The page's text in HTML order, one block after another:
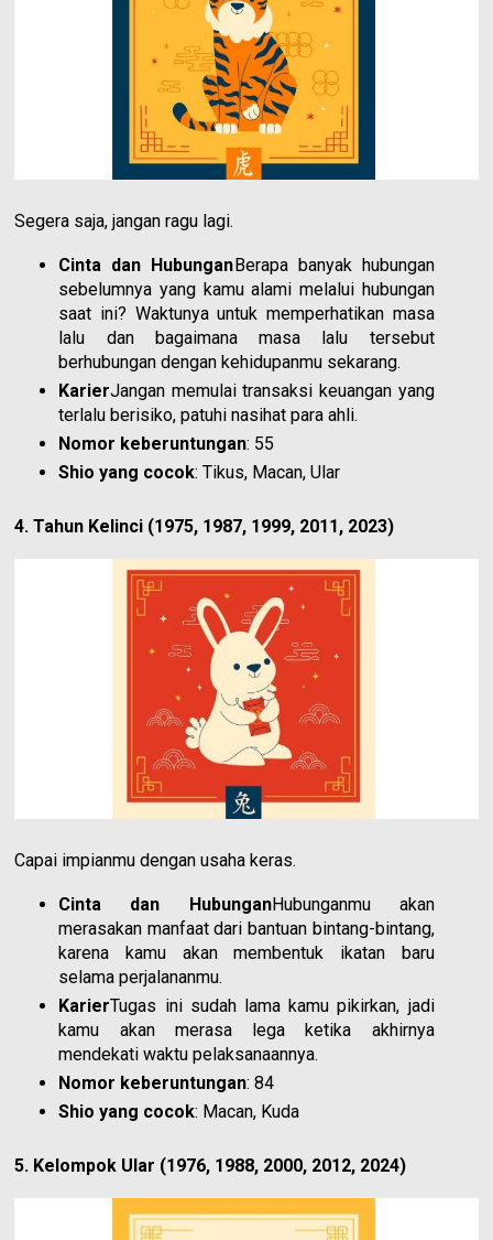
Segera saja, jangan ragu lagi.
Cinta dan HubunganBerapa banyak hubungan
sebelumnya yang kamu alami melalui hubungan
saat ini? Waktunya untuk memperhatikan masa
lalu dan bagaimana masa lalu tersebut
berhubungan dengan kehidupanmu sekarang.
KarierJangan memulai transaksi keuangan yang
terlalu berisiko, patuhi nasihat para ahli.
Nomor keberuntungan: 55
Shio yang cocok: Tikus, Macan, Ular
4. Tahun Kelinci (1975, 1987, 1999, 2011, 2023)
Capai impianmu dengan usaha keras.
Cinta dan HubunganHubunganmu akan
merasakan manfaat dari bantuan bintang-bintang,
karena kamu akan membentuk ikatan baru
selama perjalananmu.
KarierTugas ini sudah lama kamu pikirkan, jadi
kamu akan merasa lega ketika akhirnya
mendekati waktu pelaksanaannya.
Nomor keberuntungan: 84
Shio yang cocok: Macan, Kuda
5. Kelompok Ular (1976, 1988, 2000, 2012, 2024)